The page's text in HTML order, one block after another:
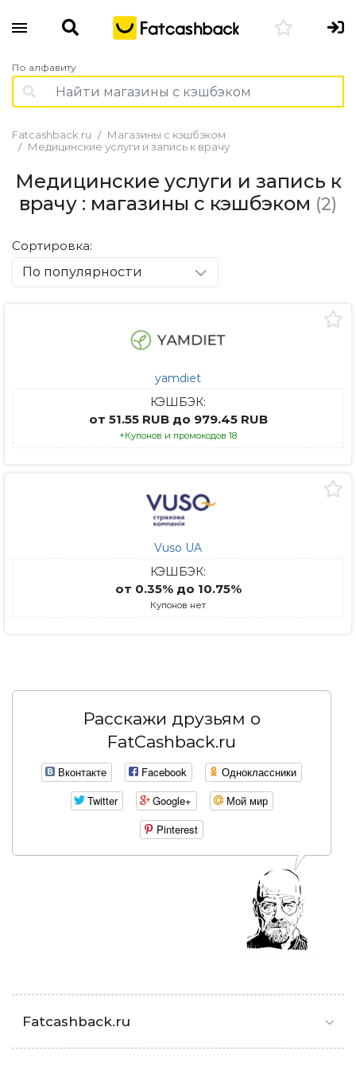
По алфавиту
Fatcashback.ru
Магазины с кэшбэком
Медицинские услуги и запись к врачу
Медицинские услуги и запись к
врачу : магазины с кэшбэком (2)
Сортировка:
По популярности
yamdiet
КЭШБЭК:
от 51.55 RUB до 979.45 RUB
+Купонов и промокодов 18
Vuso UA
КЭШБЭК:
от 0.35% до 10.75%
Купонов нет
Расскажи друзьям о
FatCashback.ru
Вконтакте Facebook
Одноклассники
Twitter
Google+
Мой мир
Pinterest
Fatcashback.ru